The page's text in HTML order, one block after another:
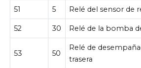
51 5 Relé del sensor de
52 30 Relé de la bomba
53 50
Relé de
trasera